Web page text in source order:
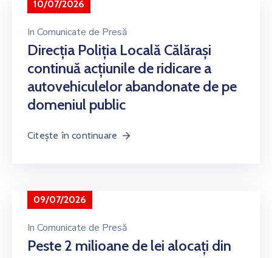
10/07/2026
In Comunicate de Presă
Direcția Poliția Locală Călărași
continuă acțiunile de ridicare a
autovehiculelor abandonate de pe
domeniul public
Citește în continuare
09/07/2026
In Comunicate de Presă
Peste 2 milioane de lei alocați din